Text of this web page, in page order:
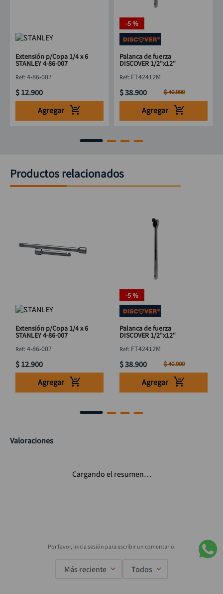
Extensión p/Copa 1/4 x 6
STANLEY 4-86-007
:4-86-007
$ 12.900
Agregar
-5 %
Palanca de fuerza
DISCOVER 1/2"x12"
: FT42412M
$38.900 $40.900
Agregar
Productos relacionados
Extensión p/Copa 1/4 x 6
STANLEY 4-86-007
:4-86-007
$ 12.900
Agregar
-5 %
Palanca de fuerza
DISCOVER 1/2"x12"
: FT42412M
$38.900 $40.900
Agregar
Valoraciones
Cargando el resumen…
Más reciente Todos